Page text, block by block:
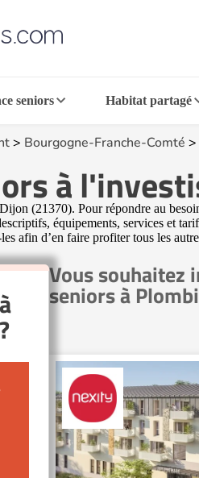
seniors Habitat partagé
> Bourgogne-Franche-Comté >
à
(21370). Pour répondre au
équipements, services et
afin d’en faire profiter tous les
Vous souhaitez
seniors à
?